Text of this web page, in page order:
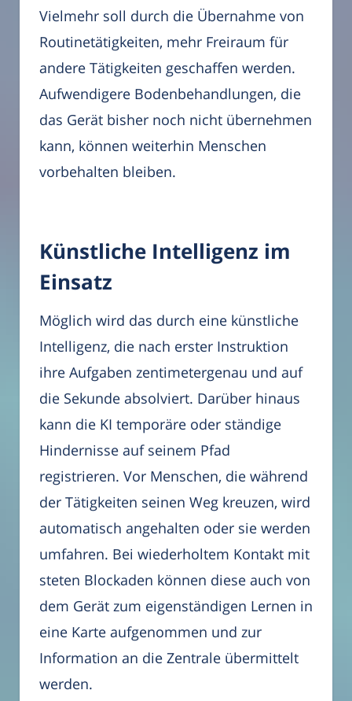
Vielmehr soll durch die Übernahme von
Routinetätigkeiten, mehr Freiraum für
andere Tätigkeiten geschaffen werden.
Aufwendigere Bodenbehandlungen, die
das Gerät bisher noch nicht übernehmen
kann, können weiterhin Menschen
vorbehalten bleiben.
Künstliche Intelligenz im
Einsatz
Möglich wird das durch eine künstliche
Intelligenz, die nach erster Instruktion
ihre Aufgaben zentimetergenau und auf
die Sekunde absolviert. Darüber hinaus
kann die KI temporäre oder ständige
Hindernisse auf seinem Pfad
registrieren. Vor Menschen, die während
der Tätigkeiten seinen Weg kreuzen, wird
automatisch angehalten oder sie werden
umfahren. Bei wiederholtem Kontakt mit
steten Blockaden können diese auch von
dem Gerät zum eigenständigen Lernen in
eine Karte aufgenommen und zur
Information an die Zentrale übermittelt
werden.